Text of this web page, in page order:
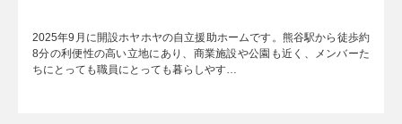
2025年9月に開設ホヤホヤの自立援助ホームです。熊谷駅から徒歩約
8分の利便性の高い立地にあり、商業施設や公園も近く、メンバーた
ちにとっても職員にとっても暮らしやす…